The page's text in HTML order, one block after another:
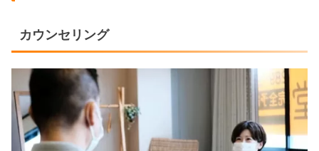
カウンセリング